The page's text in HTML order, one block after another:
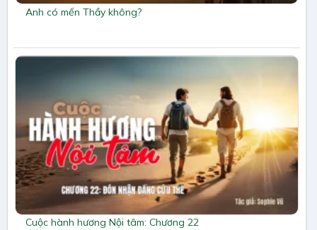
Anh có mến Thầy không?
Cuộc hành hương Nội tâm: Chương 22